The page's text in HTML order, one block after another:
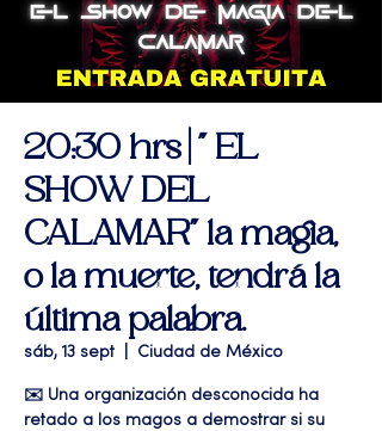
20:30 hrs | " EL
SHOW DEL
CALAMAR" la magia,
o la muerte, tendrá la
última palabra.
sáb, 13 sept Ciudad de México
✉️ Una organización desconocida ha
retado a los magos a demostrar si su